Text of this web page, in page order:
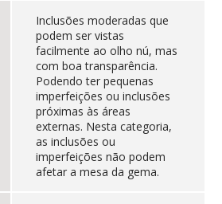
Inclusões moderadas que
podem ser vistas
facilmente ao olho nú, mas
com boa transparência.
Podendo ter pequenas
imperfeições ou inclusões
próximas às áreas
externas. Nesta categoria,
as inclusões ou
imperfeições não podem
afetar a mesa da gema.